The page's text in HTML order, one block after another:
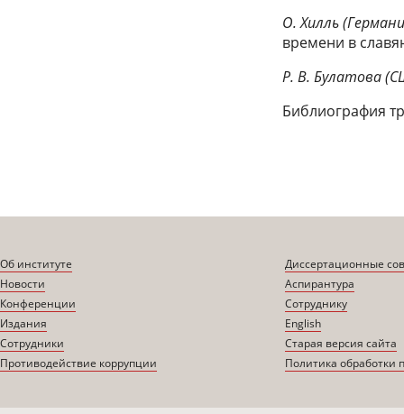
О. Хилль
времени в
Р. В. Булатова
Библиография
Об институте
Новости
Конференции
Издания
Сотрудники
Противодействие коррупции
Диссертационные
Аспирантура
Сотруднику
English
Старая версия сайта
Политика обработки